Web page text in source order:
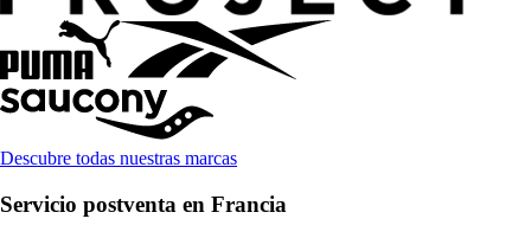
Descubre todas nuestras marcas
Servicio postventa en Francia